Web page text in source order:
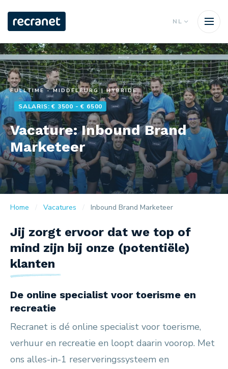
NL
FULLTIME - MIDDELBURG | HYBRIDE
SALARIS: € 3500 - € 6500
Vacature: Inbound Brand
Marketeer
Home Vacatures Inbound Brand Marketeer
Jij zorgt ervoor dat we top of
mind zijn bij onze (potentiële)
klanten
De online specialist voor toerisme en
recreatie
Recranet is dé online specialist voor toerisme,
verhuur en recreatie en loopt daarin voorop. Met
ons alles-in-1 reserveringssysteem en